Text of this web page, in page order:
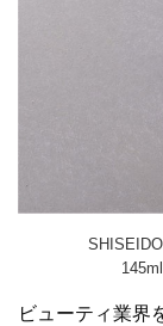
ビューティ業界